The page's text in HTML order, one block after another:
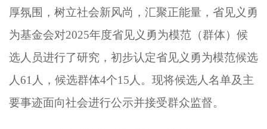
厚氛围，树立社会新风尚，汇聚正能量，省见义勇
为基金会对2025年度省见义勇为模范（群体）候
选人员进行了研究，初步认定省见义勇为模范候选
人61人，候选群体4个15人。现将候选人名单及主
要事迹面向社会进行公示并接受群众监督。